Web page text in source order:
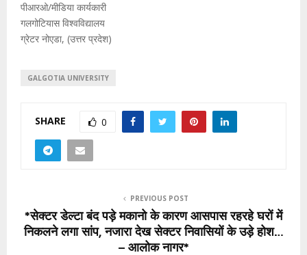
पीआरओ/मीडिया कार्यकारी
गलगोटियास विश्वविद्यालय
ग्रेटर नोएडा, (उत्तर प्रदेश)
GALGOTIA UNIVERSITY
SHARE 0
PREVIOUS POST
*सेक्टर डेल्टा बंद पड़े मकानो के कारण आसपास रहरहे घरों में
निकलने लगा सांप, नजारा देख सेक्टर निवासियों के उड़े होश…
– आलोक नागर*